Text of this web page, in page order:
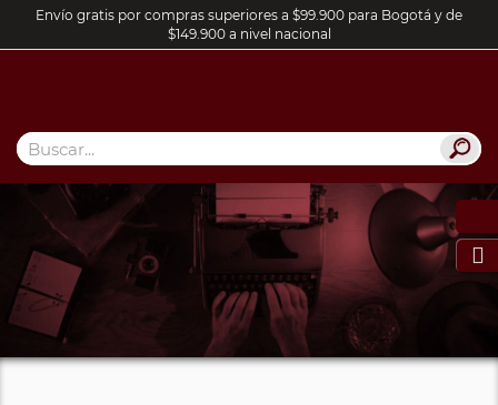
Envío gratis por compras superiores a $99.900 para Bogotá y de
$149.900 a nivel nacional
